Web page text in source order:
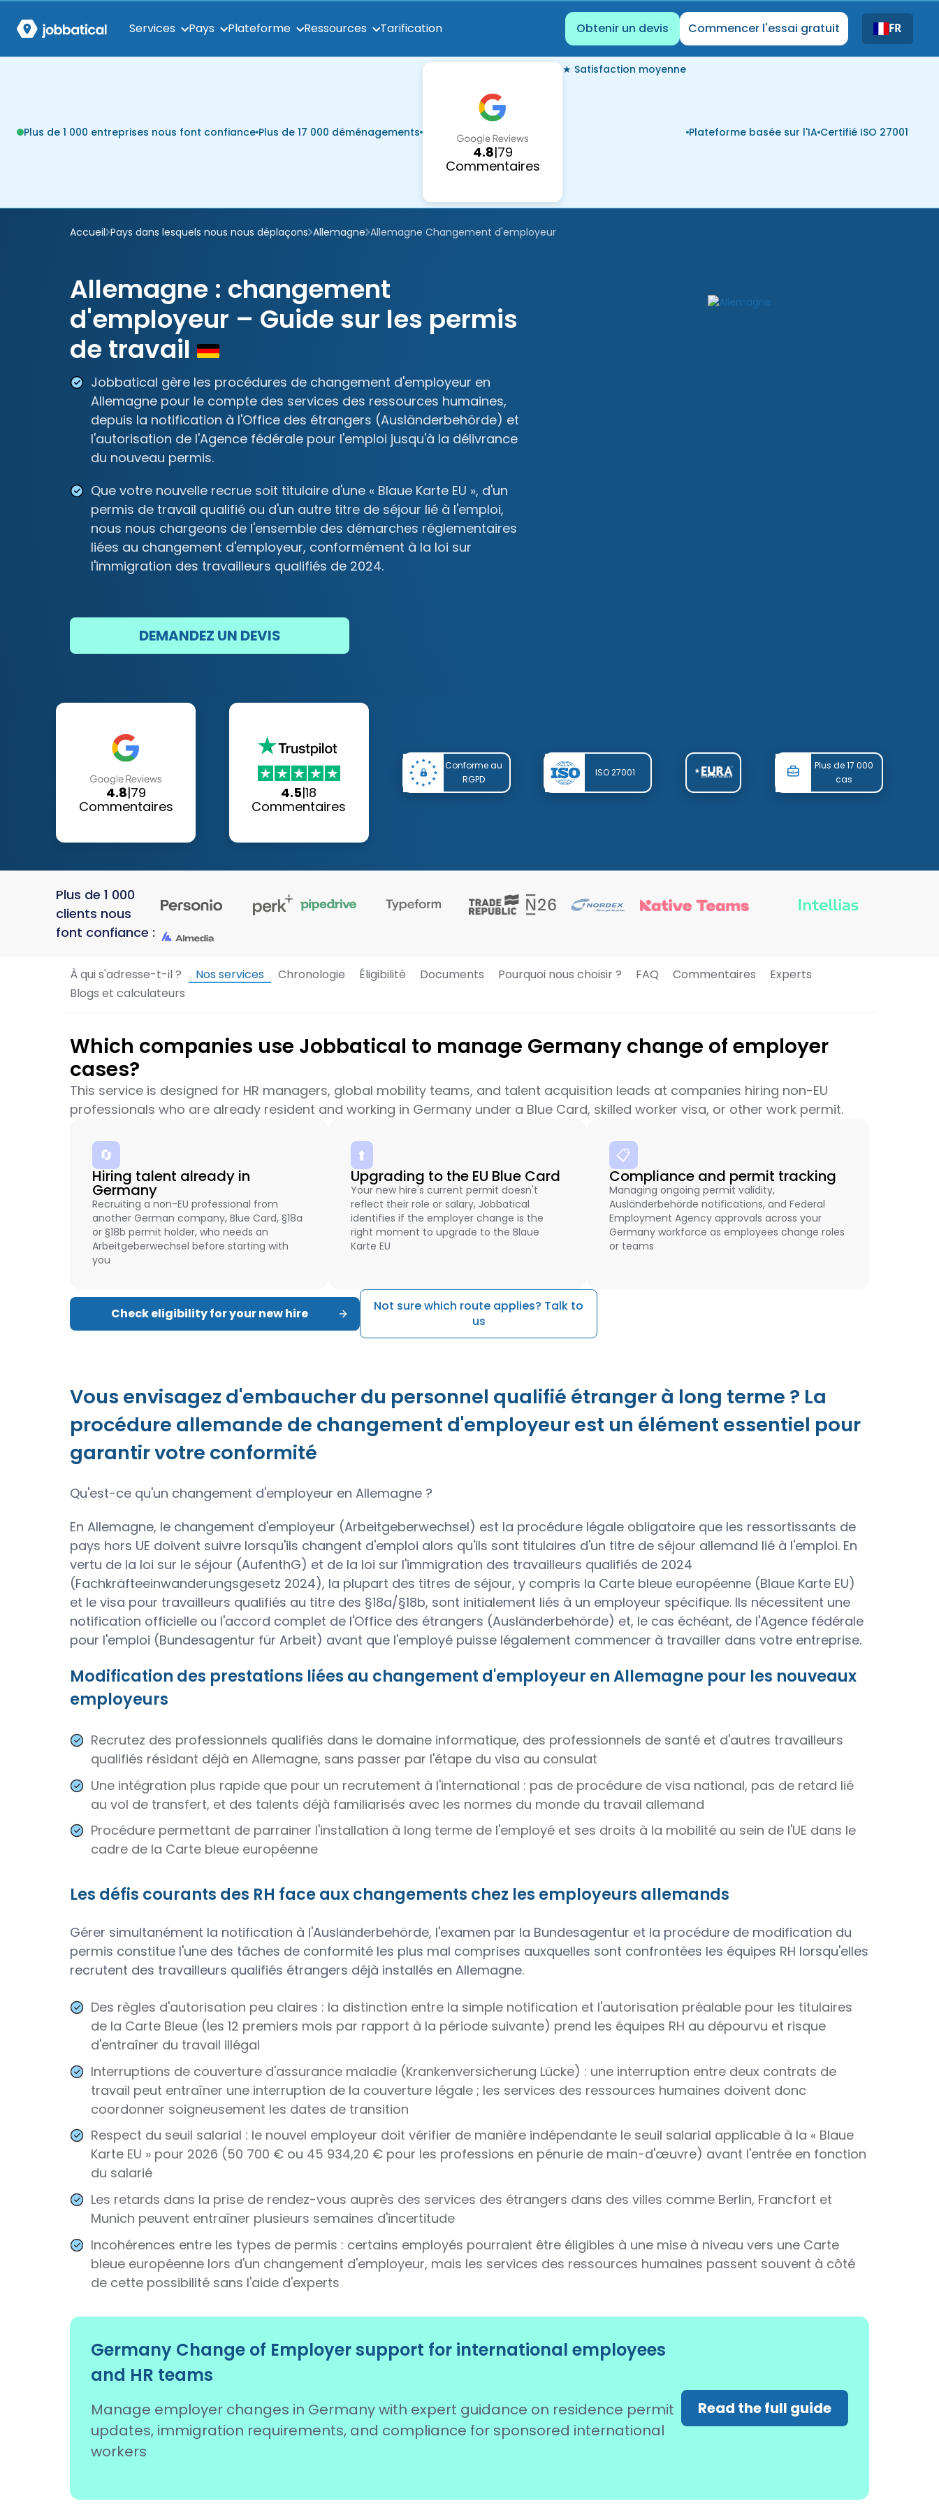
Services Pays Plateforme Ressources Tarification Obtenir un devis Commencer l'essai gratuit FR
Plus de 1 000 entreprises nous font confiance Plus de 17 000 déménagements
4.8|79
Commentaires
★ Satisfaction moyenne
Plateforme basée sur l'IA Certifié ISO 27001
Accueil Pays dans lesquels nous nous déplaçons Allemagne Allemagne Changement d'employeur
Allemagne : changement
d'employeur – Guide sur les permis
de travail
Jobbatical gère les procédures de changement d'employeur en
Allemagne pour le compte des services des ressources humaines,
depuis la notification à l'Office des étrangers (Ausländerbehörde) et
l'autorisation de l'Agence fédérale pour l'emploi jusqu'à la délivrance
du nouveau permis.
Que votre nouvelle recrue soit titulaire d'une « Blaue Karte EU », d'un
permis de travail qualifié ou d'un autre titre de séjour lié à l'emploi,
nous nous chargeons de l'ensemble des démarches réglementaires
liées au changement d'employeur, conformément à la loi sur
l'immigration des travailleurs qualifiés de 2024.
DEMANDEZ UN DEVIS
4.8|79
Commentaires
4.5|18
Commentaires
Conforme au
RGPD
ISO 27001
Plus de 17 000
cas
Plus de 1 000
clients nous
font confiance :
À qui s'adresse-t-il ? Nos services Chronologie Éligibilité Documents Pourquoi nous choisir ? FAQ Commentaires
Experts
Blogs et calculateurs
Which companies use Jobbatical to manage Germany change of employer
cases?
This service is designed for HR managers, global mobility teams, and talent acquisition leads at companies hiring non-EU
professionals who are already resident and working in Germany under a Blue Card, skilled worker visa, or other work permit.
🔄
Hiring talent already in
Germany
Recruiting a non-EU professional from
another German company, Blue Card, §18a
or §18b permit holder, who needs an
Arbeitgeberwechsel before starting with
you
⬆️
Upgrading to the EU Blue Card
Your new hire's current permit doesn't
reflect their role or salary, Jobbatical
identifies if the employer change is the
right moment to upgrade to the Blaue
Karte EU
📋
Compliance and permit tracking
Managing ongoing permit validity,
Ausländerbehörde notifications, and Federal
Employment Agency approvals across your
Germany workforce as employees change roles
or teams
Check eligibility for your new hire
Not sure which route applies? Talk to
us
Vous envisagez d'embaucher du personnel qualifié étranger à long terme ? La
procédure allemande de changement d'employeur est un élément essentiel pour
garantir votre conformité
Qu'est-ce qu'un changement d'employeur en Allemagne ?
En Allemagne, le changement d'employeur (Arbeitgeberwechsel) est la procédure légale obligatoire que les ressortissants de
pays hors UE doivent suivre lorsqu'ils changent d'emploi alors qu'ils sont titulaires d'un titre de séjour allemand lié à l'emploi. En
vertu de la loi sur le séjour (AufenthG) et de la loi sur l'immigration des travailleurs qualifiés de 2024
(Fachkräfteeinwanderungsgesetz 2024), la plupart des titres de séjour, y compris la Carte bleue européenne (Blaue Karte EU)
et le visa pour travailleurs qualifiés au titre des §18a/§18b, sont initialement liés à un employeur spécifique. Ils nécessitent une
notification officielle ou l'accord complet de l'Office des étrangers (Ausländerbehörde) et, le cas échéant, de l'Agence fédérale
pour l'emploi (Bundesagentur für Arbeit) avant que l'employé puisse légalement commencer à travailler dans votre entreprise.
Modification des prestations liées au changement d'employeur en Allemagne pour les nouveaux
employeurs
Recrutez des professionnels qualifiés dans le domaine informatique, des professionnels de santé et d'autres travailleurs
qualifiés résidant déjà en Allemagne, sans passer par l'étape du visa au consulat
Une intégration plus rapide que pour un recrutement à l'international : pas de procédure de visa national, pas de retard lié
au vol de transfert, et des talents déjà familiarisés avec les normes du monde du travail allemand
Procédure permettant de parrainer l'installation à long terme de l'employé et ses droits à la mobilité au sein de l'UE dans le
cadre de la Carte bleue européenne
Les défis courants des RH face aux changements chez les employeurs allemands
Gérer simultanément la notification à l'Ausländerbehörde, l'examen par la Bundesagentur et la procédure de modification du
permis constitue l'une des tâches de conformité les plus mal comprises auxquelles sont confrontées les équipes RH lorsqu'elles
recrutent des travailleurs qualifiés étrangers déjà installés en Allemagne.
Des règles d'autorisation peu claires : la distinction entre la simple notification et l'autorisation préalable pour les titulaires
de la Carte Bleue (les 12 premiers mois par rapport à la période suivante) prend les équipes RH au dépourvu et risque
d'entraîner du travail illégal
Interruptions de couverture d'assurance maladie (Krankenversicherung Lücke) : une interruption entre deux contrats de
travail peut entraîner une interruption de la couverture légale ; les services des ressources humaines doivent donc
coordonner soigneusement les dates de transition
Respect du seuil salarial : le nouvel employeur doit vérifier de manière indépendante le seuil salarial applicable à la « Blaue
Karte EU » pour 2026 (50 700 € ou 45 934,20 € pour les professions en pénurie de main-d'œuvre) avant l'entrée en fonction
du salarié
Les retards dans la prise de rendez-vous auprès des services des étrangers dans des villes comme Berlin, Francfort et
Munich peuvent entraîner plusieurs semaines d'incertitude
Incohérences entre les types de permis : certains employés pourraient être éligibles à une mise à niveau vers une Carte
bleue européenne lors d'un changement d'employeur, mais les services des ressources humaines passent souvent à côté
de cette possibilité sans l'aide d'experts
Germany Change of Employer support for international employees
and HR teams
Manage employer changes in Germany with expert guidance on residence permit
updates, immigration requirements, and compliance for sponsored international
workers
Read the full guide